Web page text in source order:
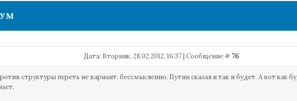
Дата: Вторник, 28.02.2012, 16:37 | Сообщение # 76
структуры переть не вариант, бессмысленно. Путин сказал и так и будет. А вот как